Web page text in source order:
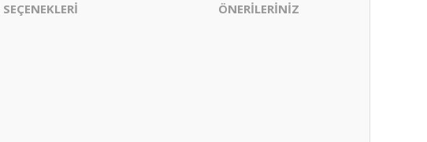
ÖNERİLERİNİZ